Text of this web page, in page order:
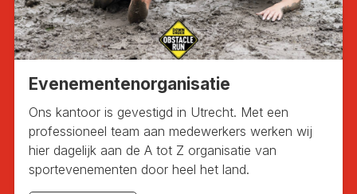
Evenementenorganisatie
Ons kantoor is gevestigd in Utrecht. Met een
professioneel team aan medewerkers werken wij
hier dagelijk aan de A tot Z organisatie van
sportevenementen door heel het land.